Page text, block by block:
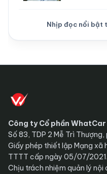
Nhịp đọc nổi bật
Công ty Cổ phần WhatCar
Số 83, TDP 2 Mễ Trì Thượng,
Giấy phép thiết lập Mạng xã
TTTT cấp ngày 05/07/2021.
Chịu trách nhiệm quản lý nội